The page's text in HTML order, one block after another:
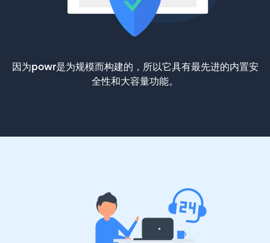
因为powr是为规模而构建的，所以它具有最先进的内置安
全性和大容量功能。